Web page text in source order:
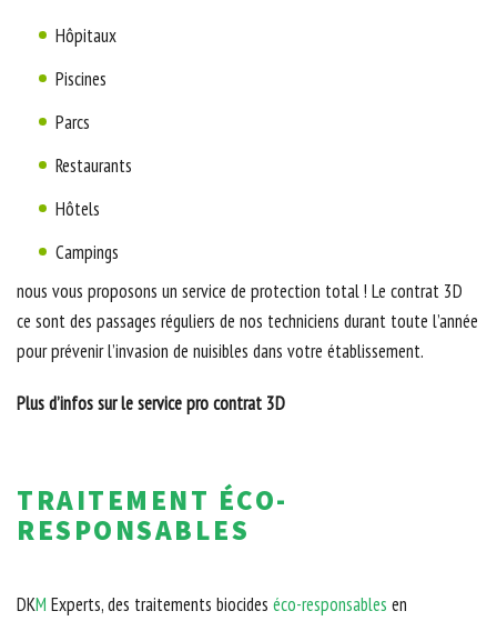
Hôpitaux
Piscines
Parcs
Restaurants
Hôtels
Campings
nous vous proposons un service de protection total ! Le contrat 3D
ce sont des passages réguliers de nos techniciens durant toute l’année
pour prévenir l’invasion de nuisibles dans votre établissement.
Plus d’infos sur le service pro contrat 3D
TRAITEMENT ÉCO-
RESPONSABLES
DKM Experts, des traitements biocides éco-responsables en